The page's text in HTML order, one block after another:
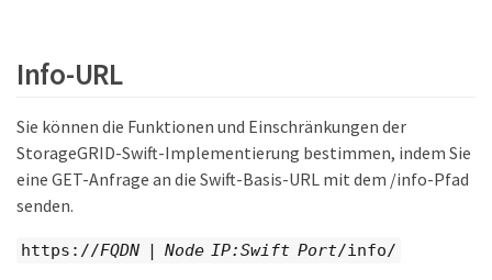
Info-URL
Sie können die Funktionen und Einschränkungen der
StorageGRID-Swift-Implementierung bestimmen, indem Sie
eine GET-Anfrage an die Swift-Basis-URL mit dem /info-Pfad
senden.
https://FQDN | Node IP:Swift Port/info/